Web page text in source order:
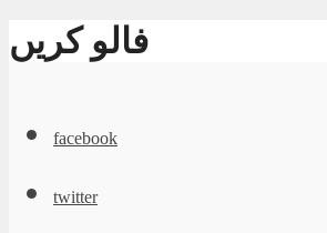
فالو کریں
facebook
twitter